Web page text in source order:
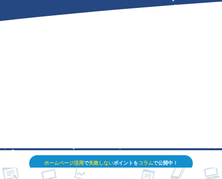
ホームページ活用で失敗しないポイントをコラムで公開中！